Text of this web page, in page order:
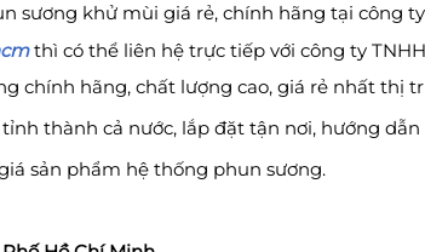
sương khử mùi giá rẻ, chính hãng tại công
thì có thể liên hệ trực tiếp với công ty
chính hãng, chất lượng cao, giá rẻ nhất thị
thành cả nước, lắp đặt tận nơi, hướng dẫn
sản phẩm hệ thống phun sương.